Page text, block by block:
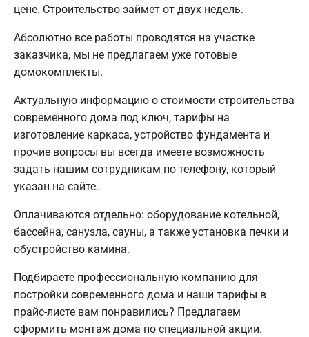
цене. Строительство займет от двух недель.
Абсолютно все работы проводятся на участке
заказчика, мы не предлагаем уже готовые
домокомплекты.
Актуальную информацию о стоимости строительства
современного дома под ключ, тарифы на
изготовление каркаса, устройство фундамента и
прочие вопросы вы всегда имеете возможность
задать нашим сотрудникам по телефону, который
указан на сайте.
Оплачиваются отдельно: оборудование котельной,
бассейна, санузла, сауны, а также установка печки и
обустройство камина.
Подбираете профессиональную компанию для
постройки современного дома и наши тарифы в
прайс-листе вам понравились? Предлагаем
оформить монтаж дома по специальной акции.